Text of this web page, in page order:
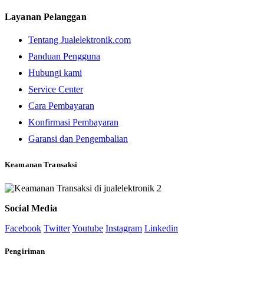
Layanan Pelanggan
Tentang Jualelektronik.com
Panduan Pengguna
Hubungi kami
Service Center
Cara Pembayaran
Konfirmasi Pembayaran
Garansi dan Pengembalian
Keamanan Transaksi
Social Media
Facebook TwitterYoutube Instagram Linkedin
Pengiriman